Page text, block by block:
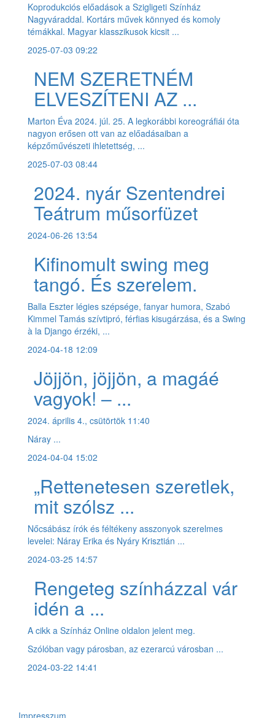
Koprodukciós előadások a Szigligeti Színház
Nagyváraddal. Kortárs művek könnyed és komoly
témákkal. Magyar klasszikusok kicsit ...
2025-07-03 09:22
NEM SZERETNÉM
ELVESZÍTENI AZ ...
Marton Éva 2024. júl. 25. A legkorábbi koreográfiái óta
nagyon erősen ott van az előadásaiban a
képzőművészeti ihletettség, ...
2025-07-03 08:44
2024. nyár Szentendrei
Teátrum műsorfüzet
2024-06-26 13:54
Kifinomult swing meg
tangó. És szerelem.
Balla Eszter légies szépsége, fanyar humora, Szabó
Kimmel Tamás szívtipró, férfias kisugárzása, és a Swing
à la Django érzéki, ...
2024-04-18 12:09
Jöjjön, jöjjön, a magáé
vagyok! – ...
2024. április 4., csütörtök 11:40
Náray ...
2024-04-04 15:02
„Rettenetesen szeretlek,
mit szólsz ...
Nőcsábász írók és féltékeny asszonyok szerelmes
levelei: Náray Erika és Nyáry Krisztián ...
2024-03-25 14:57
Rengeteg színházzal vár
idén a ...
A cikk a Színház Online oldalon jelent meg.
Szólóban vagy párosban, az ezerarcú városban ...
2024-03-22 14:41
Impresszum